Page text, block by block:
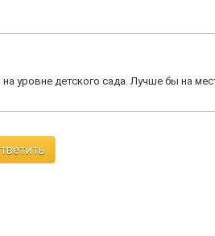
уровне детского сада. Лучше бы на